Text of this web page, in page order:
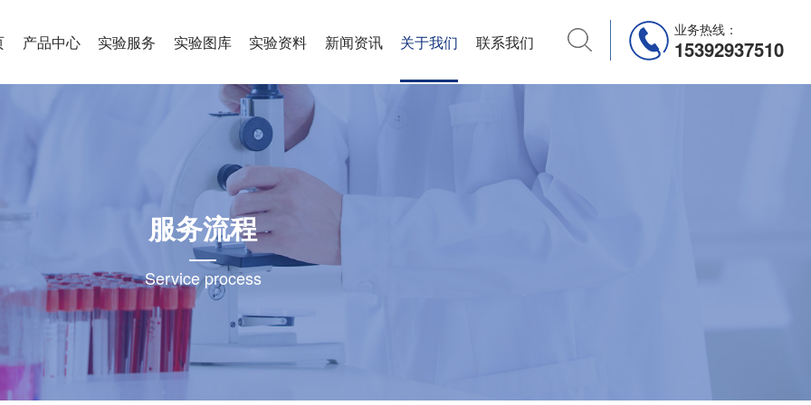
业务热线：
15392937510
产品中心 实验服务 实验图库 实验资料 新闻资讯 关于我们 联系我们
服务流程
Service process